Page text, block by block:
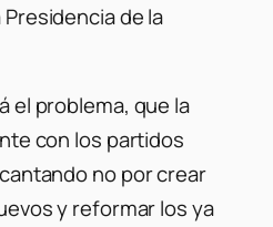
de la
el problema, que la
con los partidos
no por crear
y reformar los ya